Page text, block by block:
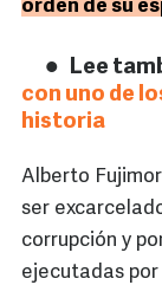
orden de su
Lee
con uno de
historia
Alberto
ser
corrupción y
ejecutadas